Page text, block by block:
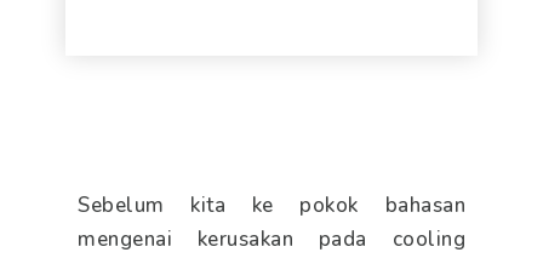
Sebelum kita ke pokok bahasan
mengenai kerusakan pada cooling